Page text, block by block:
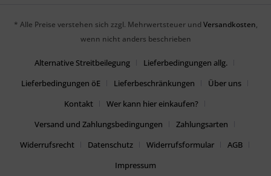
* Alle Preise verstehen sich zzgl. Mehrwertsteuer und Versandkosten,
wenn nicht anders beschrieben
Alternative Streitbeilegung
Lieferbedingungen allg.
Lieferbedingungen öE
Lieferbeschränkungen
Über uns
Kontakt
Wer kann hier einkaufen?
Versand und Zahlungsbedingungen
Zahlungsarten
Widerrufsrecht
Datenschutz Widerrufsformular
AGB
Impressum